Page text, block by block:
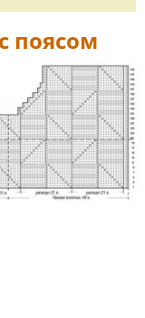
поясом